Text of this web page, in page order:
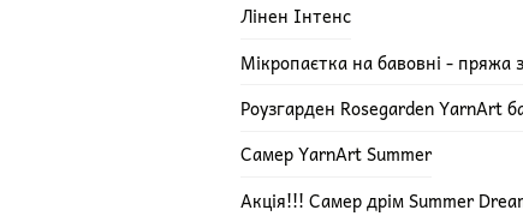
Лінен Інтенс
Мікропаєтка на бавовні - пряжа
Роузгарден Rosegarden YarnArt
Самер YarnArt Summer
Акція!!! Самер дрім Summer